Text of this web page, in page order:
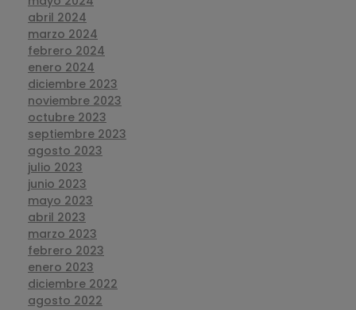
abril 2024
marzo 2024
febrero 2024
enero 2024
diciembre 2023
noviembre 2023
octubre 2023
septiembre 2023
agosto 2023
julio 2023
junio 2023
mayo 2023
abril 2023
marzo 2023
febrero 2023
enero 2023
diciembre 2022
agosto 2022